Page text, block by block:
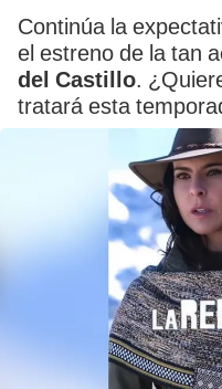
Continúa la
el estreno de la tan
del Castillo.
tratará esta